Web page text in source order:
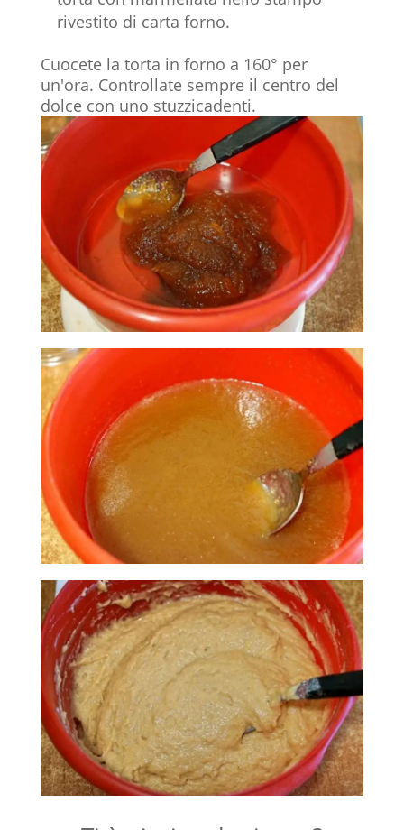
rivestito di carta forno.
Cuocete la torta in forno a 160° per
un'ora. Controllate sempre il centro del
dolce con uno stuzzicadenti.